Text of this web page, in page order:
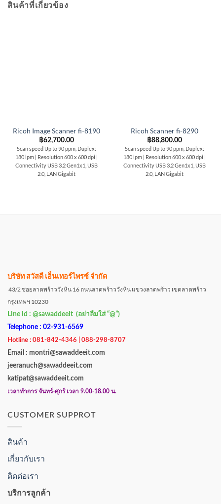
สินค้าที่เกี่ยวข้อง
Ricoh Image Scanner fi-8190
฿62,700.00
Scan speed Up to 90 ppm, Duplex:
180 ipm | Resolution 600 x 600 dpi |
Connectivity USB 3.2 Gen1x1, USB
2.0, LAN Gigabit
Ricoh Scanner fi-8290
฿88,800.00
Scan speed Up to 90 ppm, Duplex:
180 ipm | Resolution 600 x 600 dpi |
Connectivity USB 3.2 Gen1x1, USB
2.0, LAN Gigabit
บริษัท สวัสดี เอ็นเทอร์ไพรซ์ จำกัด
43/2 ซอยลาดพร้าววังหิน 16 ถนนลาดพร้าววังหิน แขวงลาดพร้าว เขตลาดพร้าว
กรุงเทพฯ 10230
Line id : @sawaddeeit (อย่าลืมใส่ “@”)
Telephone : 02-931-6569
Hotline : 081-842-4346 | 088-298-8707
Email : montri@sawaddeeit.com
jeeranuch@sawaddeeit.com
katipat@sawaddeeit.com
เวลาทำการ จันทร์-ศุกร์ เวลา 9.00-18.00 น.
CUSTOMER SUPPROT
สินค้า
เกี่ยวกับเรา
ติดต่อเรา
บริการลูกค้า